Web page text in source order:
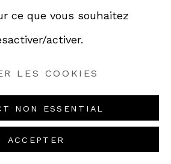
contrat avec la galerie
compte déjà de fidèles
à l’étranger galerie Ex-Libris
Square Galleries à New York
ce que vous souhaitez
activer.
LES COOKIES
NON ESSENTIAL
ACCEPTER